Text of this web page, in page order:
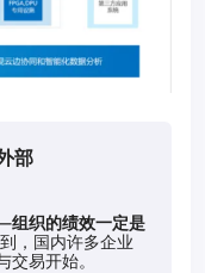
部
组织的绩效一定是
，国内许多企业
交易开始。